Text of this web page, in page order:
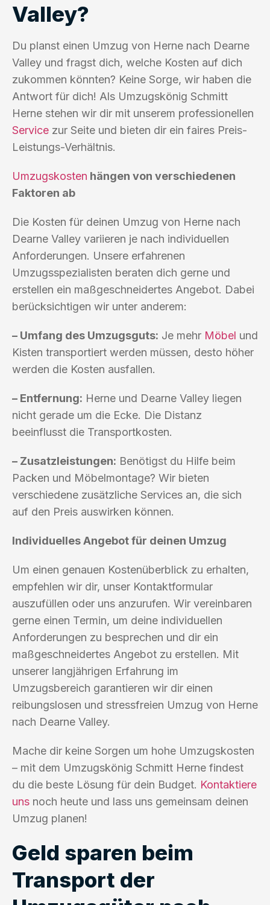
Valley?
Du planst einen Umzug von Herne nach Dearne
Valley und fragst dich, welche Kosten auf dich
zukommen könnten? Keine Sorge, wir haben die
Antwort für dich! Als Umzugskönig Schmitt
Herne stehen wir dir mit unserem professionellen
Service zur Seite und bieten dir ein faires Preis-
Leistungs-Verhältnis.
Umzugskosten hängen von verschiedenen
Faktoren ab
Die Kosten für deinen Umzug von Herne nach
Dearne Valley variieren je nach individuellen
Anforderungen. Unsere erfahrenen
Umzugsspezialisten beraten dich gerne und
erstellen ein maßgeschneidertes Angebot. Dabei
berücksichtigen wir unter anderem:
– Umfang des Umzugsguts: Je mehr Möbel und
Kisten transportiert werden müssen, desto höher
werden die Kosten ausfallen.
– Entfernung: Herne und Dearne Valley liegen
nicht gerade um die Ecke. Die Distanz
beeinflusst die Transportkosten.
– Zusatzleistungen: Benötigst du Hilfe beim
Packen und Möbelmontage? Wir bieten
verschiedene zusätzliche Services an, die sich
auf den Preis auswirken können.
Individuelles Angebot für deinen Umzug
Um einen genauen Kostenüberblick zu erhalten,
empfehlen wir dir, unser Kontaktformular
auszufüllen oder uns anzurufen. Wir vereinbaren
gerne einen Termin, um deine individuellen
Anforderungen zu besprechen und dir ein
maßgeschneidertes Angebot zu erstellen. Mit
unserer langjährigen Erfahrung im
Umzugsbereich garantieren wir dir einen
reibungslosen und stressfreien Umzug von Herne
nach Dearne Valley.
Mache dir keine Sorgen um hohe Umzugskosten
– mit dem Umzugskönig Schmitt Herne findest
du die beste Lösung für dein Budget. Kontaktiere
uns noch heute und lass uns gemeinsam deinen
Umzug planen!
Geld sparen beim
Transport der